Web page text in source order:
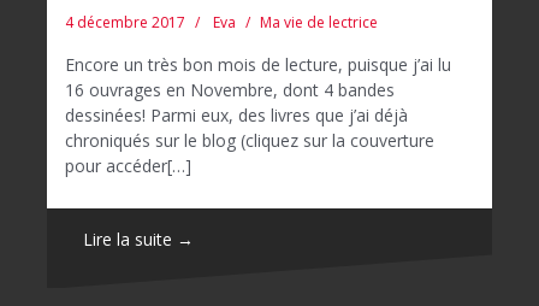
4 décembre 2017 Eva Ma vie de lectrice
Encore un très bon mois de lecture, puisque j’ai lu
16 ouvrages en Novembre, dont 4 bandes
dessinées! Parmi eux, des livres que j’ai déjà
chroniqués sur le blog (cliquez sur la couverture
pour accéder[…]
Lire la suite →